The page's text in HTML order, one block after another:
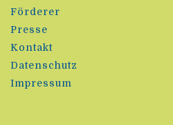
Förderer
Presse
Kontakt
Datenschutz
Impressum